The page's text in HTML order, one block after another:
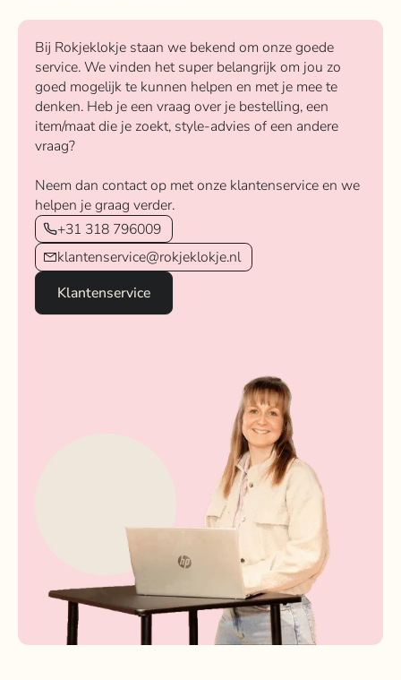
Bij Rokjeklokje staan we bekend om onze goede
service. We vinden het super belangrijk om jou zo
goed mogelijk te kunnen helpen en met je mee te
denken. Heb je een vraag over je bestelling, een
item/maat die je zoekt, style-advies of een andere
vraag?
Neem dan contact op met onze klantenservice en we
helpen je graag verder.
+31 318 796009
klantenservice@rokjeklokje.nl
Klantenservice